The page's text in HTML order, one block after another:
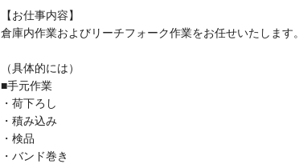
【お仕事内容】
倉庫内作業およびリーチフォーク作業をお任せいたします。
（具体的には）
■手元作業
・荷下ろし
・積み込み
・検品
・バンド巻き